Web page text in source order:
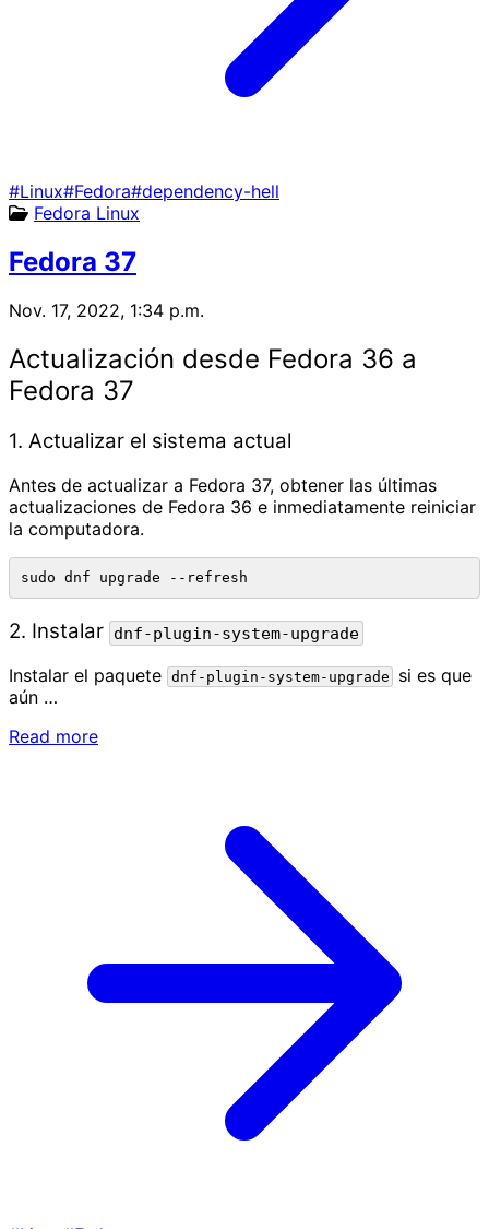
#Linux#Fedora#dependency-hell
Fedora Linux
Fedora 37
Nov. 17, 2022, 1:34 p.m.
Actualización desde Fedora 36 a
Fedora 37
1. Actualizar el sistema actual
Antes de actualizar a Fedora 37, obtener las últimas
actualizaciones de Fedora 36 e inmediatamente reiniciar
la computadora.
2. Instalar dnf-plugin-system-upgrade
Instalar el paquete dnf-plugin-system-upgrade
si es que
aún …
Read more